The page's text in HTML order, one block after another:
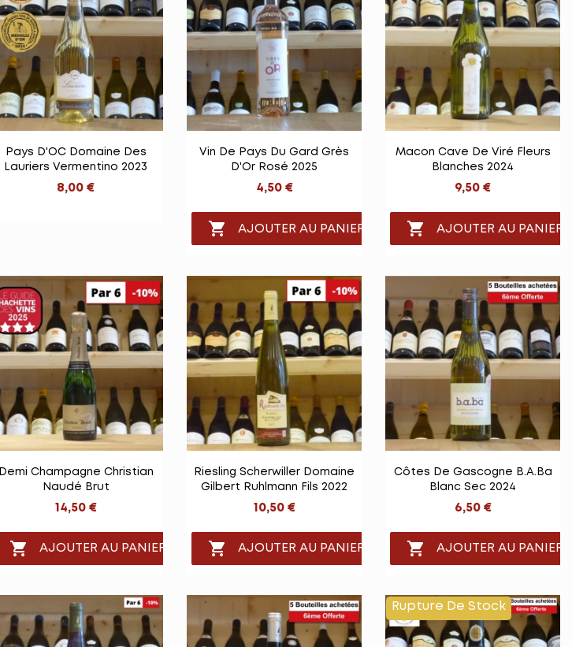
Vue rapide
Pays D'OC Domaine Des
Lauriers Vermentino 2023
8,00 €
Vue rapide
Vin De Pays Du Gard Grès
D'Or Rosé 2025
4,50 €
 AJOUTER AU PANIER
Vue rapide
Macon Cave De Viré Fleurs
Blanches 2024
9,50 €
 AJOUTER AU PANIER
Vue rapide
Demi Champagne Christian
Naudé Brut
14,50 €
 AJOUTER AU PANIER
Vue rapide
Riesling Scherwiller Domaine
Gilbert Ruhlmann Fils 2022
10,50 €
 AJOUTER AU PANIER
Vue rapide
Côtes De Gascogne B.a.ba
Blanc Sec 2024
6,50 €
 AJOUTER AU PANIER
Rupture De Stock